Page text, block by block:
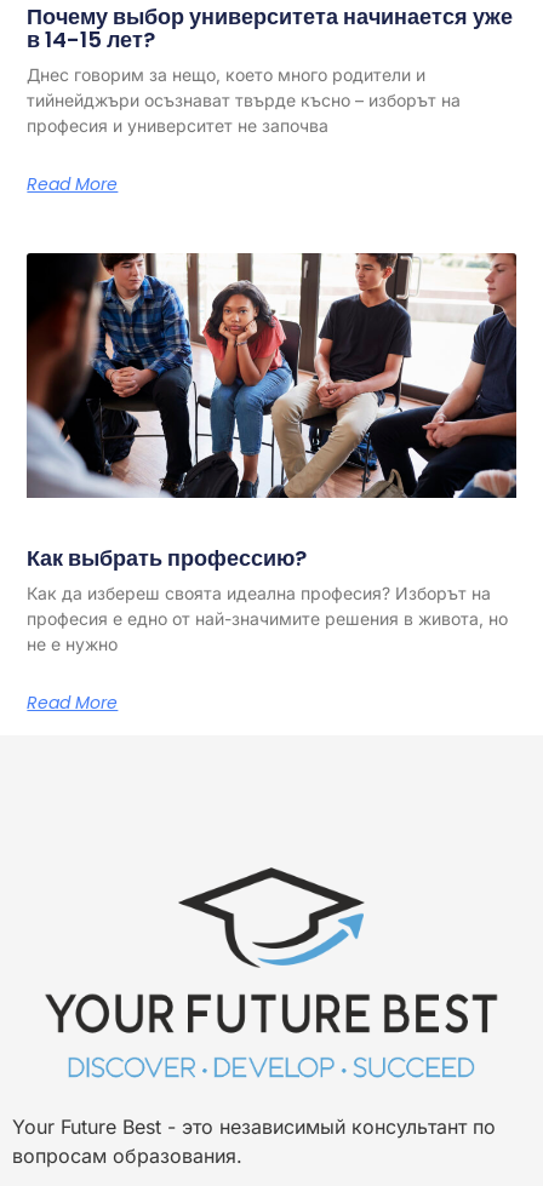
Почему выбор университета начинается уже
в 14-15 лет?
Днес говорим за нещо, което много родители и
тийнейджъри осъзнават твърде късно – изборът на
професия и университет не започва
Read More
Как выбрать профессию?
Как да избереш своята идеална професия? Изборът на
професия е едно от най-значимите решения в живота, но
не е нужно
Read More
Your Future Best - это независимый консультант по
вопросам образования.